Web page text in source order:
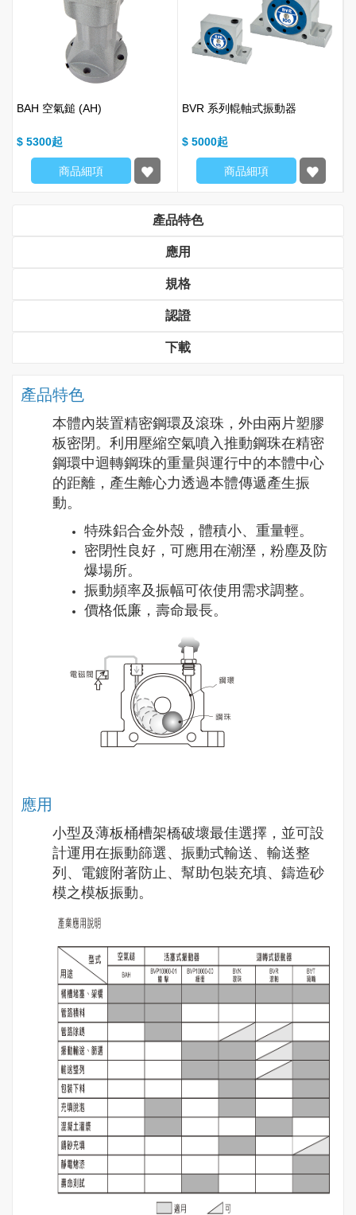
BAH 空氣鎚 (AH)
$ 5300
商品細項
BVR 系列輥軸式振動器
$ 5000
商品細項
產品特色
應用
規格
認證
下載
產品特色
本體內裝置精密鋼環及滾珠，外由兩片塑膠
板密閉。利用壓縮空氣噴入推動鋼珠在精密
鋼環中迴轉鋼珠的重量與運行中的本體中心
的距離，產生離心力透過本體傳遞產生振
動。
特殊鋁合金外殼，體積小、重量輕。
密閉性良好，可應用在潮溼，粉塵及防
爆場所。
振動頻率及振幅可依使用需求調整。
價格低廉，壽命最長。
應用
小型及薄板桶槽架橋破壞最佳選擇，並可設
計運用在振動篩選、振動式輸送、輸送整
列、電鍍附著防止、幫助包裝充填、鑄造砂
模之模板振動。